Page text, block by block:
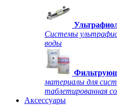
Системы
воды
материалы для
таблетированная
Аксессуары